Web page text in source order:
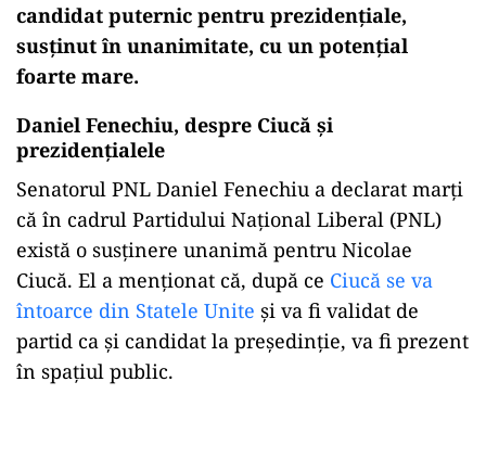
candidat puternic pentru prezidențiale,
susținut în unanimitate, cu un potențial
foarte mare.
Daniel Fenechiu, despre Ciucă și
prezidențialele
Senatorul PNL Daniel Fenechiu a declarat marți
că în cadrul Partidului Național Liberal (PNL)
există o susținere unanimă pentru Nicolae
Ciucă. El a menționat că, după ce Ciucă se va
întoarce din Statele Unite și va fi validat de
partid ca și candidat la președinție, va fi prezent
în spațiul public.